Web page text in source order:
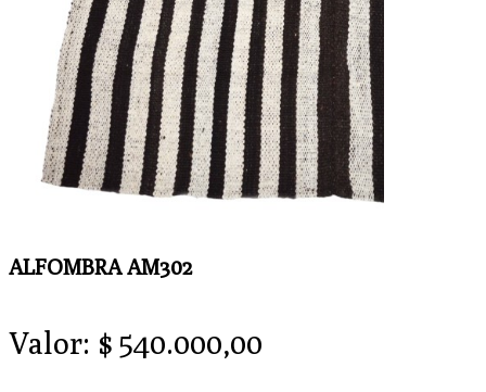
ALFOMBRA AM302
Valor: $ 540.000,00